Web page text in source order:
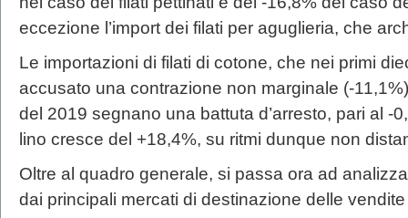
eccezione l’import dei filati per aguglieria, che
Le importazioni di filati di cotone, che nei primi
accusato una contrazione non marginale (-
del 2019 segnano una battuta d’arresto, pari al -
lino cresce del +18,4%, su ritmi dunque non
Oltre al quadro generale, si passa ora ad
dai principali mercati di destinazione delle